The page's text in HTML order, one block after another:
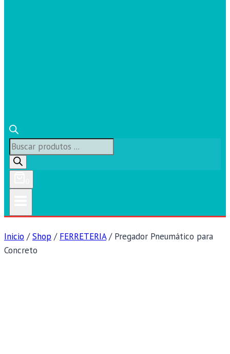
Búsqueda
de
productos
Inicio / Shop / FERRETERIA / Pregador Pneumático para
Concreto